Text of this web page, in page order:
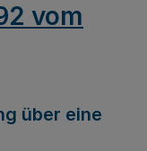
vom
über eine